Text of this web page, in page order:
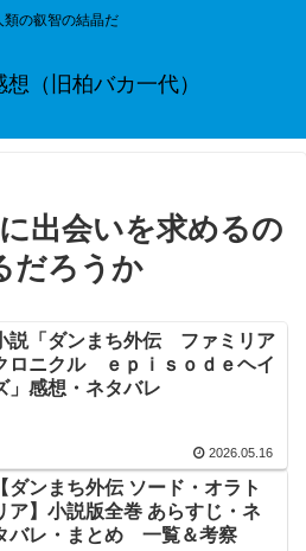
類の叡智の結晶だ
（旧柏バカ一代）
出会いを求めるの
だろうか
説「ダンまち外伝 ファミリア
ロニクル ｅｐｉｓｏｄｅヘイ
」感想・ネタバレ
2026.05.16
【ダンまち外伝 ソード・オラト
ア】小説版全巻 あらすじ・ネ
バレ・まとめ 一覧＆考察